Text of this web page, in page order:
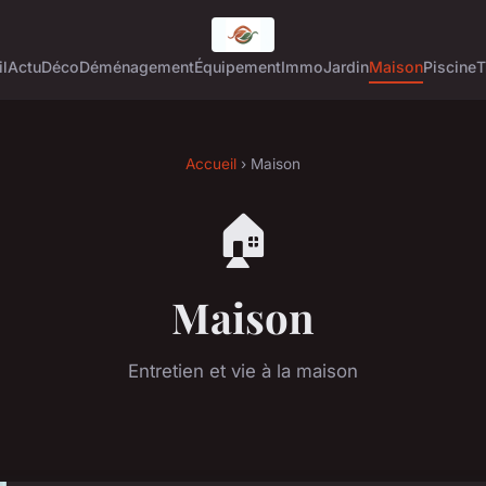
ActuDécoDéménagementÉquipementImmoJardinMaisonPiscine
Accueil › Maison
🏠
Maison
Entretien et vie à la maison